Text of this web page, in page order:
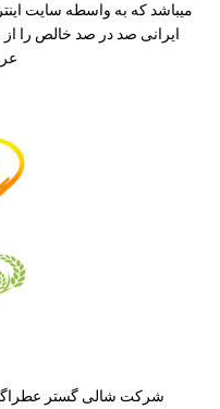
میباشد که به واسطه سایت
ایرانی صد در صد خالص را از
شرکت شالی گستر عطراگین